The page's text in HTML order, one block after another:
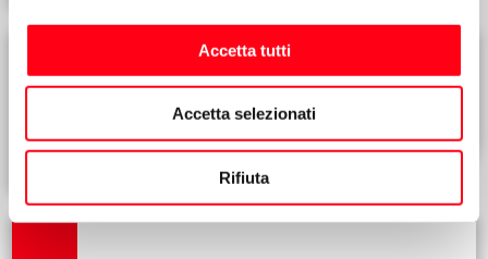
Accetta tutti
Accetta selezionati
Rifiuta
LISTINI CASE FABBRICANTI
sempre aggiornati